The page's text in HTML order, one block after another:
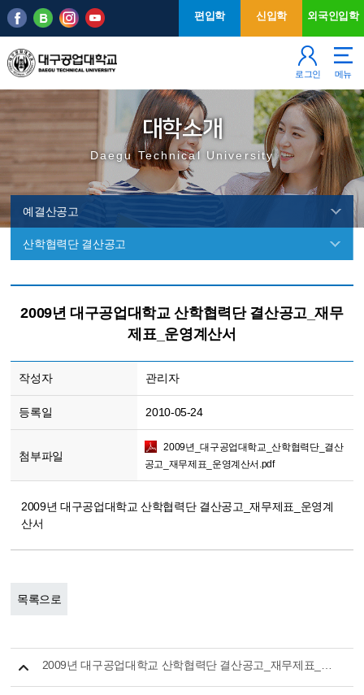
주메뉴
본문 바로가기
편입학 신입학 외국인입학
로그인 메뉴
대학소개
Daegu Technical University
예결산공고
산학협력단 결산공고
고
2009년 대구공업대학교 산학협력단 결산공고_재무
제표_운영계산서
작성자 관리자
등록일 2010-05-24
첨부파일
2009년_대구공업대학교_산학협력단_결산
공고_재무제표_운영계산서.pdf
2009년 대구공업대학교 산학협력단 결산공고_재무제표_운영계
산서
목록으로